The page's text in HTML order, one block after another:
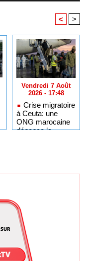
< >
Vendredi 7 Août
2026 - 17:48
Crise migratoire
à Ceuta: une
ONG marocaine
dénonce la